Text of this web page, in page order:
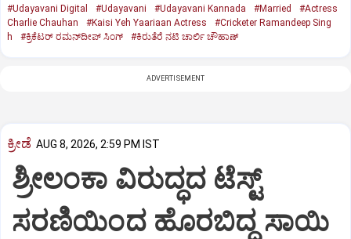
#Udayavani Digital #Udayavani #Udayavani Kannada #Married
#Actress
Charlie Chauhan
#Kaisi Yeh Yaariaan Actress
#Cricketer Ramandeep Sing
h
#ಕ್ರಿಕೆಟರ್‌ ರಮನ್‌ದೀಪ್‌ ಸಿಂಗ್ #ಕಿರುತೆರೆ ನಟಿ ಚಾರ್ಲಿ ಚೌಹಾಣ್
ADVERTISEMENT
ಕ್ರೀಡೆ AUG 8, 2026, 2:59 PM IST
ಶ್ರೀಲಂಕಾ ವಿರುದ್ಧದ ಟೆಸ್ಟ್
ಸರಣಿಯಿಂದ ಹೊರಬಿದ್ದ ಸಾಯಿ